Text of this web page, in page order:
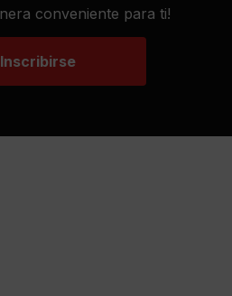
conveniente para ti!
Inscribirse